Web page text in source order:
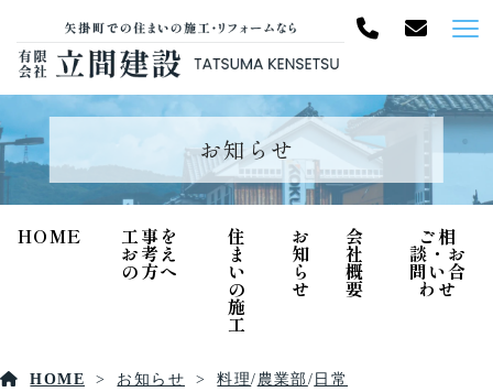
お知らせ
HOME 工事を
お考え
の方へ
住
ま
い
の
施
工
お
知
ら
せ
会
社
概
要
ご相
談・お
問い合
わせ
HOME お知らせ 料理/ 農業部/ 日常